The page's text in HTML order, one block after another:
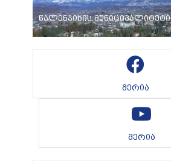
წალენჯიხის მუნიციპალიტეტი
მერია
მერია